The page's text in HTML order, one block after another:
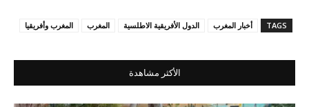
TAGS أخبار المغرب الدول الأفريقية الاطلسية المغرب المغرب وأفريقيا
الأكثر مشاهدة